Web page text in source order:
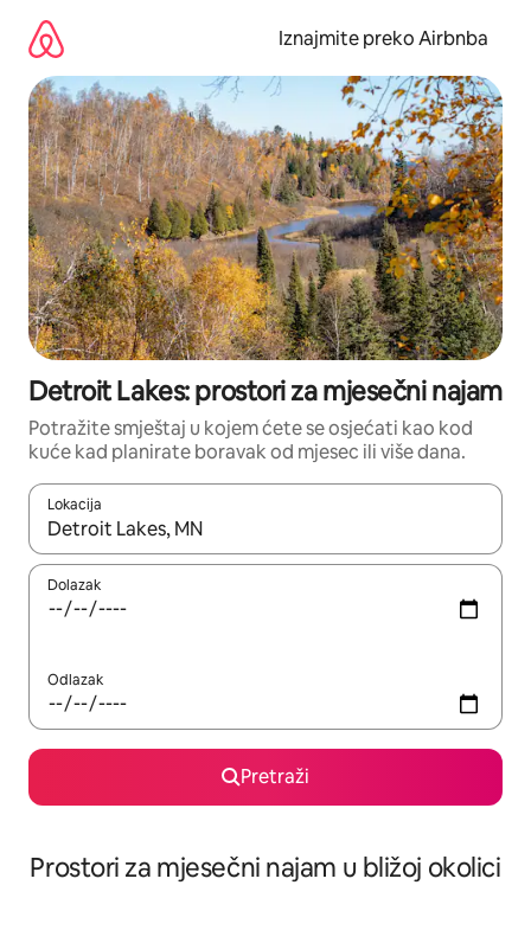
sadržaj
Iznajmite preko Airbnba
Detroit Lakes: prostori za mjesečni najam
Potražite smještaj u kojem ćete se osjećati kao kod
kuće kad planirate boravak od mjesec ili više dana.
Lokacija
Kada budu dostupni rezultati, moći ćete ih pregledati
Dolazak
Odlazak
Pretraži
Prostori za mjesečni najam u bližoj okolici